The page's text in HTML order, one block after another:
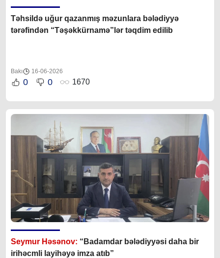
Təhsildə uğur qazanmış məzunlara bələdiyyə
tərəfindən “Təşəkkürnamə”lər təqdim edilib
Bakı 16-06-2026
0 0 1670
Seymur Həsənov: “Badamdar bələdiyyəsi daha bir
irihəcmli layihəyə imza atıb”